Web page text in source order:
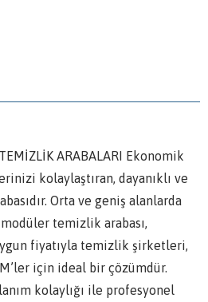
ARABALARI Ekonomik
kolaylaştıran, dayanıklı ve
Orta ve geniş alanlarda
temizlik arabası,
fiyatıyla temizlik şirketleri,
için ideal bir çözümdür.
kolaylığı ile profesyonel